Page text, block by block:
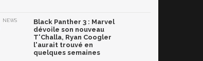
NEWS
Black Panther 3 : Marvel
dévoile son nouveau
T'Challa, Ryan Coogler
l'aurait trouvé en
quelques semaines